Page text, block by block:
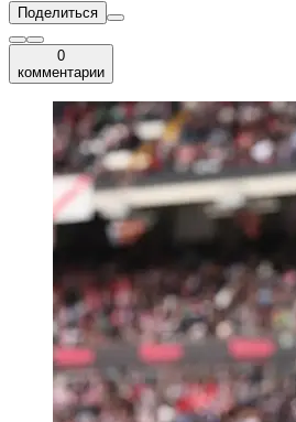
Поделиться
0
комментарии